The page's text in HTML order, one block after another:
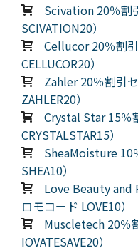
Scivation 20％割
SCIVATION20）
Cellucor 20％割
CELLUCOR20）
Zahler 20％割引
ZAHLER20）
Crystal Star 15％
CRYSTALSTAR15）
SheaMoisture 10
SHEA10）
Love Beauty and
ロモコード LOVE10）
Muscletech 20％
IOVATESAVE20）